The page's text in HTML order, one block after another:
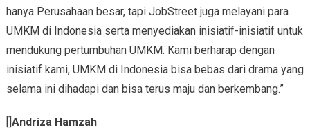
hanya Perusahaan besar, tapi JobStreet juga melayani para
UMKM di Indonesia serta menyediakan inisiatif-inisiatif untuk
mendukung pertumbuhan UMKM. Kami berharap dengan
inisiatif kami, UMKM di Indonesia bisa bebas dari drama yang
selama ini dihadapi dan bisa terus maju dan berkembang.”
[]Andriza Hamzah